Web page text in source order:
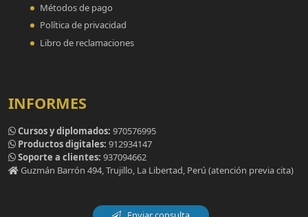
Métodos de pago
Política de privacidad
Libro de reclamaciones
INFORMES
Cursos y diplomados: 970576995
Productos digitales: 912934147
Soporte a clientes: 937094662
Guzmán Barrón 494, Trujillo, La Libertad, Perú (atención previa cita)